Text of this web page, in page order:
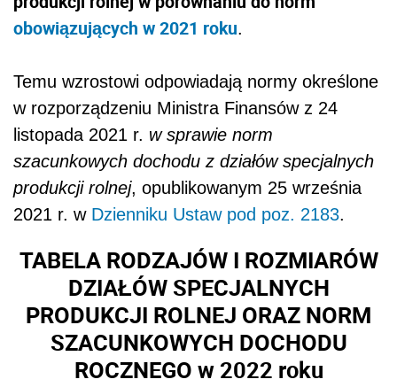
obowiązujących w 2021 roku.
Temu wzrostowi odpowiadają normy określone
w rozporządzeniu Ministra Finansów z 24
listopada 2021 r. w sprawie norm
szacunkowych dochodu z działów specjalnych
produkcji rolnej, opublikowanym 25 września
2021 r. w Dzienniku Ustaw pod poz. 2183.
TABELA RODZAJÓW I ROZMIARÓW
DZIAŁÓW SPECJALNYCH
PRODUKCJI ROLNEJ ORAZ NORM
SZACUNKOWYCH DOCHODU
ROCZNEGO w 2022 roku